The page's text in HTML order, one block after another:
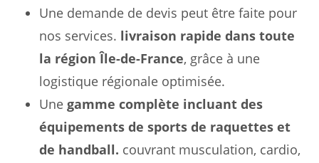
Une demande de devis peut être faite pour
nos services. livraison rapide dans toute
la région Île-de-France, grâce à une
logistique régionale optimisée.
Une gamme complète incluant des
équipements de sports de raquettes et
de handball. couvrant musculation, cardio,